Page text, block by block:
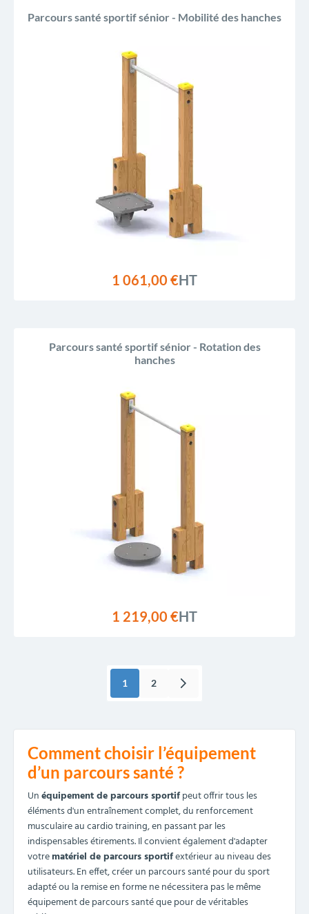
Parcours santé sportif sénior - Mobilité des hanches
1 061,00 €HT
Parcours santé sportif sénior - Rotation des
hanches
1 219,00 €HT
1 2
Comment choisir l’équipement
d’un parcours santé ?
Unéquipement de parcours sportifpeut offrir tous les
éléments d'un entraînement complet, du renforcement
musculaire au cardio training, en passant par les
indispensables étirements. Il convient également d'adapter
votrematériel de parcours sportifextérieur au niveau des
utilisateurs. En effet, créer un parcours santé pour du sport
adapté ou la remise en forme ne nécessitera pas le même
équipement de parcours santé que pour de véritables